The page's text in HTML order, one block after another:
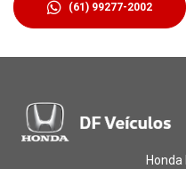
(61) 99277-2002
Honda